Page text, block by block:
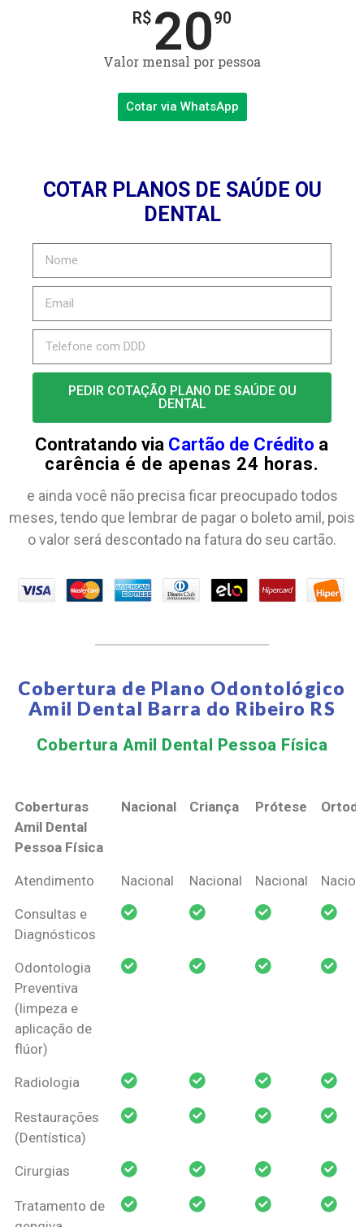
R$ 2090
Valor mensal por pessoa
Cotar via WhatsApp
COTAR PLANOS DE SAÚDE OU
DENTAL
PEDIR COTAÇÃO PLANO DE SAÚDE OU
DENTAL
Contratando via Cartão de Crédito a
carência é de apenas 24 horas.
e ainda você não precisa ficar preocupado todos
meses, tendo que lembrar de pagar o boleto amil, pois
o valor será descontado na fatura do seu cartão.
Cobertura de Plano Odontológico
Amil Dental Barra do Ribeiro RS
Cobertura Amil Dental Pessoa Física​
Coberturas
Amil Dental
Pessoa Física
Nacional Criança Prótese
Coberturas
Pessoa Física
Nacional Criança Prótese
Atendimento Nacional Nacional Nacional
Consultas e
Diagnósticos
Odontologia
Preventiva
(limpeza e
aplicação de
flúor)
Radiologia
Restaurações
(Dentística)
Cirurgias
Tratamento de